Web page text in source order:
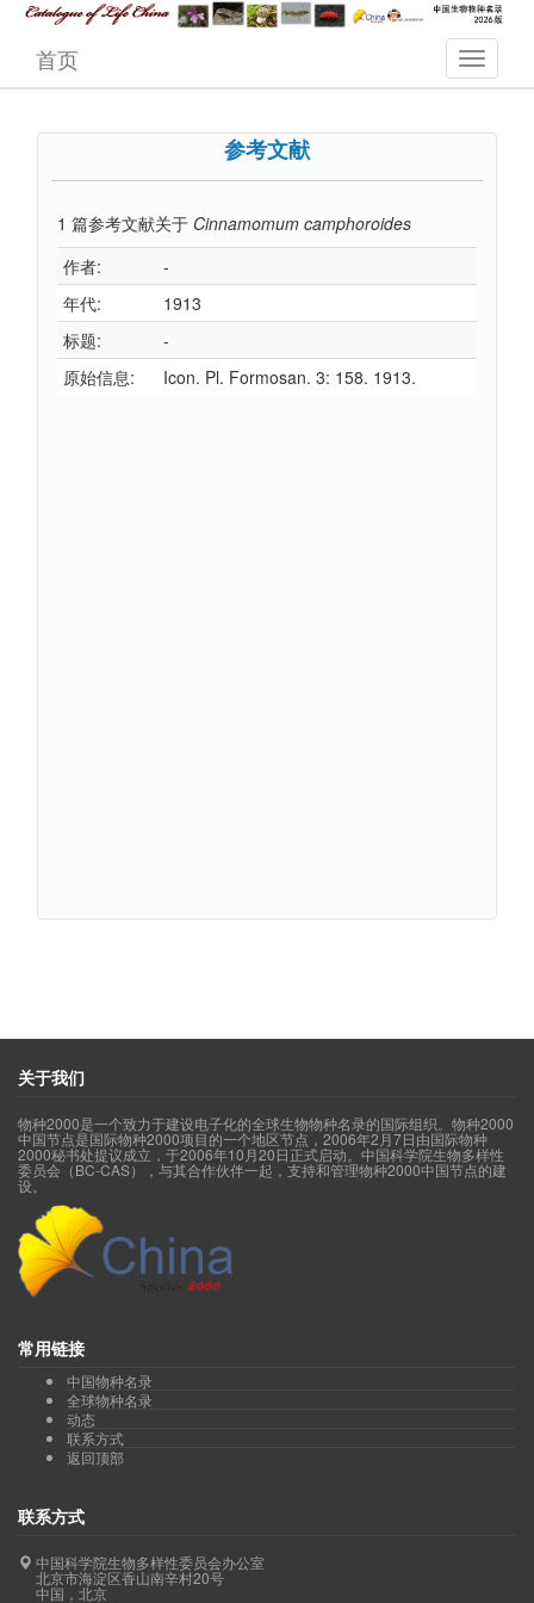
首页
参考文献
1 篇参考文献关于 Cinnamomum camphoroides
作者:
-
年代:
1913
标题:
-
原始信息:
Icon. Pl. Formosan. 3: 158. 1913.
关于我们
物种2000是一个致力于建设电子化的全球生物物种名录的国际组织。物种2000
中国节点是国际物种2000项目的一个地区节点，2006年2月7日由国际物种
2000秘书处提议成立，于2006年10月20日正式启动。中国科学院生物多样性
委员会（BC-CAS），与其合作伙伴一起，支持和管理物种2000中国节点的建
设。
常用链接
中国物种名录
全球物种名录
动态
联系方式
返回顶部
联系方式
中国科学院生物多样性委员会办公室
北京市海淀区香山南辛村20号
中国，北京